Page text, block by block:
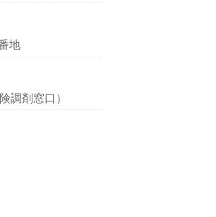
地
調剤窓口）